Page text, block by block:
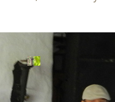
de una comida algo
gracias al sabor que